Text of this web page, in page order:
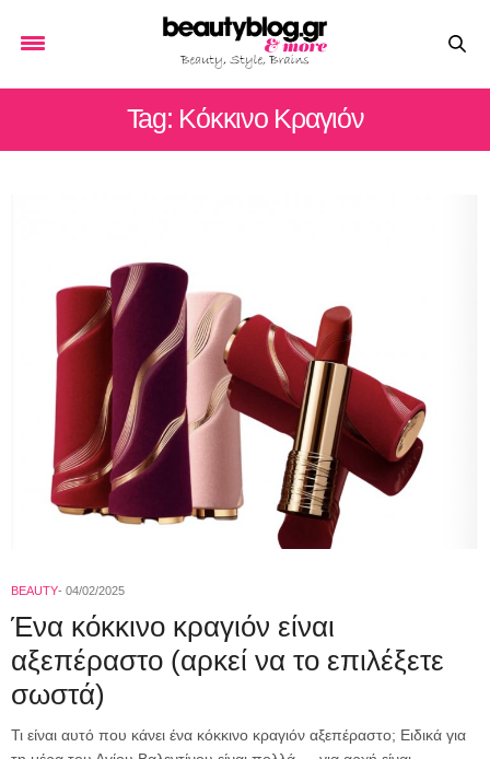
Tag: Κόκκινο Κραγιόν
BEAUTY 04/02/2025
Ένα κόκκινο κραγιόν είναι
αξεπέραστο (αρκεί να το επιλέξετε
σωστά)
Τι είναι αυτό που κάνει ένα κόκκινο κραγιόν αξεπέραστο; Ειδικά για